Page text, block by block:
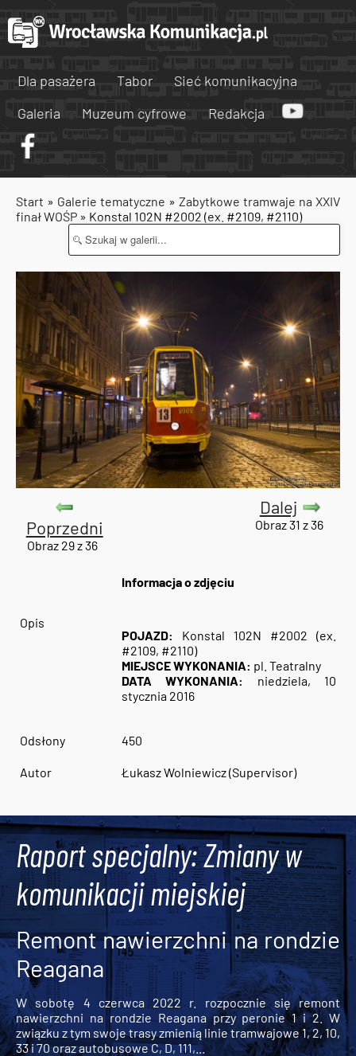
Dla pasażera Tabor
Sieć komunikacyjna
Galeria
Muzeum cyfrowe Redakcja
Start » Galerie tematyczne » Zabytkowe tramwaje na XXIV
finał WOŚP » Konstal 102N #2002 (ex. #2109, #2110)
Poprzedni
Obraz 29 z 36
Dalej
Obraz 31 z 36
Informacja o zdjęciu
Opis
POJAZD: Konstal 102N #2002 (ex.
#2109, #2110)
MIEJSCE WYKONANIA: pl. Teatralny
DATA WYKONANIA:
niedziela, 10
stycznia 2016
Odsłony 450
Autor Łukasz Wolniewicz (Supervisor)
Raport specjalny: Zmiany w
komunikacji miejskiej
Remont nawierzchni na rondzie
Reagana
W sobotę 4 czerwca 2022 r. rozpocznie się remont
nawierzchni na rondzie Reagana przy peronie 1 i 2. W
związku z tym swoje trasy zmienią linie tramwajowe 1, 2, 10,
33 i 70 oraz autobusowe C, D, 111,...